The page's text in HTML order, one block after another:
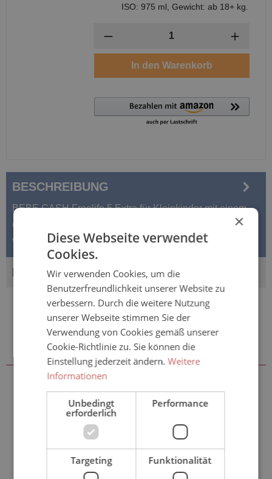
ISO: 975 ml, Gewicht: ab 18+ kg.
In den Warenkorb
BESCHREIBUNG
BEBE CASH Freelife 5 Extra für Kleinkinder mit einem
Gewicht ab 18 kg - 35 St. Packung Was macht Freelife
Windeln einzigart…Mehr
BEWERTUNGEN
Zubehör & weitere Größen
×
Diese Webseite verwendet
Cookies.
Wir verwenden Cookies, um die
Benutzerfreundlichkeit unserer Website zu
verbessern. Durch die weitere Nutzung
unserer Webseite stimmen Sie der
Verwendung von Cookies gemäß unserer
Cookie-Richtlinie zu. Sie können die
Einstellung jederzeit ändern.Weitere
Informationen
Unbedingt
erforderlich
Performance
Targeting Funktionalität